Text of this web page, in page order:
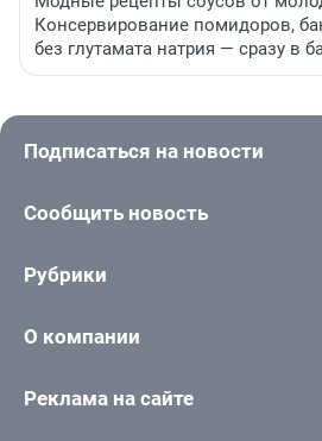
Консервирование помидоров,
без глутамата натрия — сразу в
Подписаться на новости
Сообщить новость
Рубрики
О компании
Реклама на сайте